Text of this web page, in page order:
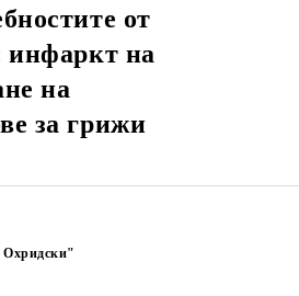
от
инфаркт на
на
за грижи